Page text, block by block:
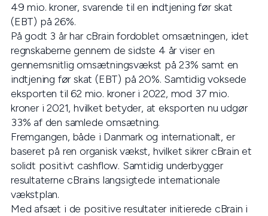
49 mio. kroner, svarende til en indtjening før skat
(EBT) på 26%.
På godt 3 år har cBrain fordoblet omsætningen, idet
regnskaberne gennem de sidste 4 år viser en
gennemsnitlig omsætningsvækst på 23% samt en
indtjening før skat (EBT) på 20%. Samtidig voksede
eksporten til 62 mio. kroner i 2022, mod 37 mio.
kroner i 2021, hvilket betyder, at eksporten nu udgør
33% af den samlede omsætning.
Fremgangen, både i Danmark og internationalt, er
baseret på ren organisk vækst, hvilket sikrer cBrain et
solidt positivt cashflow. Samtidig underbygger
resultaterne cBrains langsigtede internationale
vækstplan.
Med afsæt i de positive resultater initierede cBrain i